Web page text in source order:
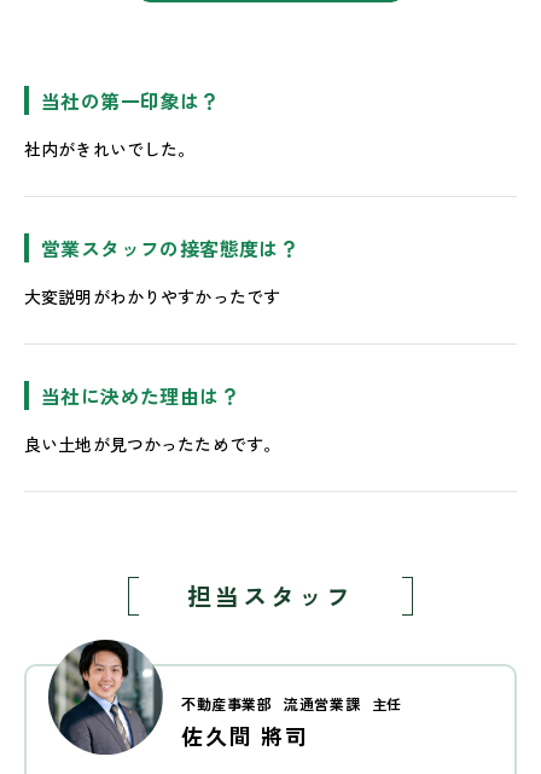
当社の第一印象は？
社内がきれいでした。
営業スタッフの接客態度は？
大変説明がわかりやすかったです
当社に決めた理由は？
良い土地が見つかったためです。
担当スタッフ
不動産事業部 流通営業課 主任
佐久間 將司